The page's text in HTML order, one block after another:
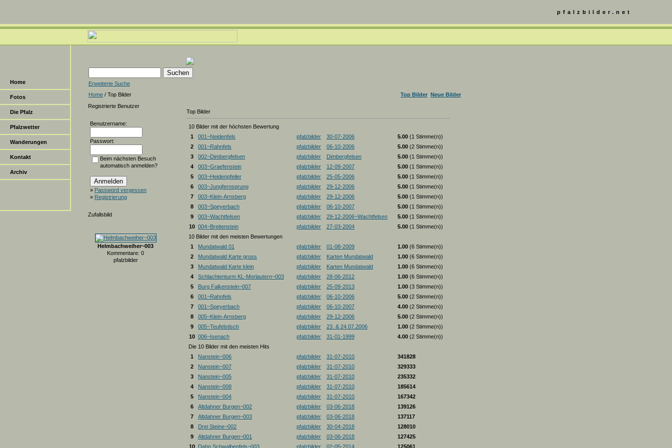
Home
Fotos
Die Pfalz
Pfalzwetter
Wanderungen
Kontakt
Archiv
pfalzbilder.net
Erweiterte Suche
Home / Top Bilder Top Bilder Neue Bilder
Registrierte Benutzer
Benutzername:
Passwort:
Beim nächsten Besuch
automatisch anmelden?
» Password vergessen
» Registrierung
Zufallsbild
Helmbachweiher~003
Kommentare: 0
pfalzbilder
Top Bilder
10 Bilder mit der höchsten Bewertung
1
001~Neidenfels pfalzbilder 30-07-2006 5.00 (1 Stimme(n))
2
001~Rahnfels pfalzbilder 06-10-2006 5.00 (2 Stimme(n))
3
002~Dimbergfelsen pfalzbilder Dimbergfelsen 5.00 (1 Stimme(n))
4
003~Graefenstein pfalzbilder 12-09-2007 5.00 (1 Stimme(n))
5
003~Heidenpfeiler pfalzbilder 25-05-2006 5.00 (1 Stimme(n))
6
003~Jungfernsprung pfalzbilder 29-12-2006 5.00 (1 Stimme(n))
7
003~Klein-Arnsberg pfalzbilder 29-12-2006 5.00 (1 Stimme(n))
8
003~Speyerbach pfalzbilder 06-10-2007 5.00 (1 Stimme(n))
9
003~Wachtfelsen pfalzbilder 29-12-2006~Wachtfelsen 5.00 (1 Stimme(n))
10 004~Breitenstein pfalzbilder 27-03-2004 5.00 (1 Stimme(n))
10 Bilder mit den meisten Bewertungen
1
Mundatwald 01 pfalzbilder 01-08-2009 1.00 (6 Stimme(n))
2
Mundatwald Karte gross pfalzbilder Karten Mundatwald 1.00 (6 Stimme(n))
3
Mundatwald Karte klein pfalzbilder Karten Mundatwald 1.00 (6 Stimme(n))
4
Schlachtenturm KL-Morlautern~003 pfalzbilder 28-06-2012 1.00 (6 Stimme(n))
5
Burg Falkenstein~007 pfalzbilder 25-09-2013 1.00 (3 Stimme(n))
6
001~Rahnfels pfalzbilder 06-10-2006 5.00 (2 Stimme(n))
7
001~Speyerbach pfalzbilder 06-10-2007 4.00 (2 Stimme(n))
8
005~Klein-Arnsberg pfalzbilder 29-12-2006 5.00 (2 Stimme(n))
9
005~Teufelstisch pfalzbilder 23. & 24.07.2006 1.00 (2 Stimme(n))
10 006~Isenach pfalzbilder 31-01-1999 4.00 (2 Stimme(n))
Die 10 Bilder mit den meisten Hits
1
Nanstein~006 pfalzbilder 31-07-2010
341828
2
Nanstein~007 pfalzbilder 31-07-2010
329333
3
Nanstein~005 pfalzbilder 31-07-2010
235332
4
Nanstein~008 pfalzbilder 31-07-2010
185614
5
Nanstein~004 pfalzbilder 31-07-2010
167342
6
Altdahner Burgen~002 pfalzbilder 03-06-2018
139126
7
Altdahner Burgen~003 pfalzbilder 03-06-2018
137117
8
Drei Steine~002 pfalzbilder 30-04-2018
128010
9
Altdahner Burgen~001 pfalzbilder 03-06-2018
127425
10
Dahn Schwalbenfels~003 pfalzbilder 02-05-2014 125061